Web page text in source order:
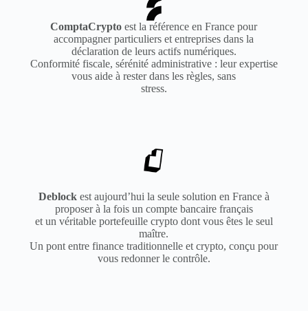
ComptaCrypto est la référence en France pour
accompagner particuliers et entreprises dans la
déclaration de leurs actifs numériques.
Conformité fiscale, sérénité administrative : leur expertise
vous aide à rester dans les règles, sans
stress.
Deblockest aujourd’hui la seule solution en France à
proposer à la fois un compte bancaire français
et un véritable portefeuille crypto dont vous êtes le seul
maître.
Un pont entre finance traditionnelle et crypto, conçu pour
vous redonner le contrôle.